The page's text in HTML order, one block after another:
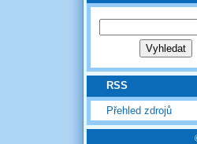
RSS
Přehled zdrojů